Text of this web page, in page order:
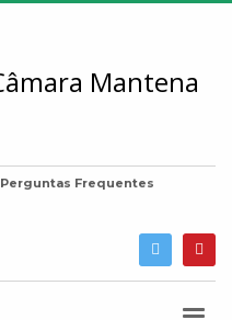
Perguntas Frequentes